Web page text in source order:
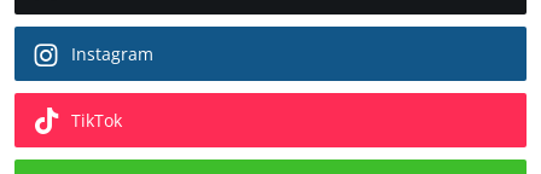
Instagram
TikTok